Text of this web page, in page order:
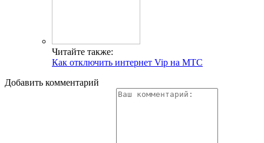
Читайте также:
Как отключить интернет Vip на МТС
Добавить комментарий